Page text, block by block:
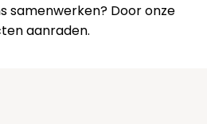
samenwerken? Door onze
aanraden.